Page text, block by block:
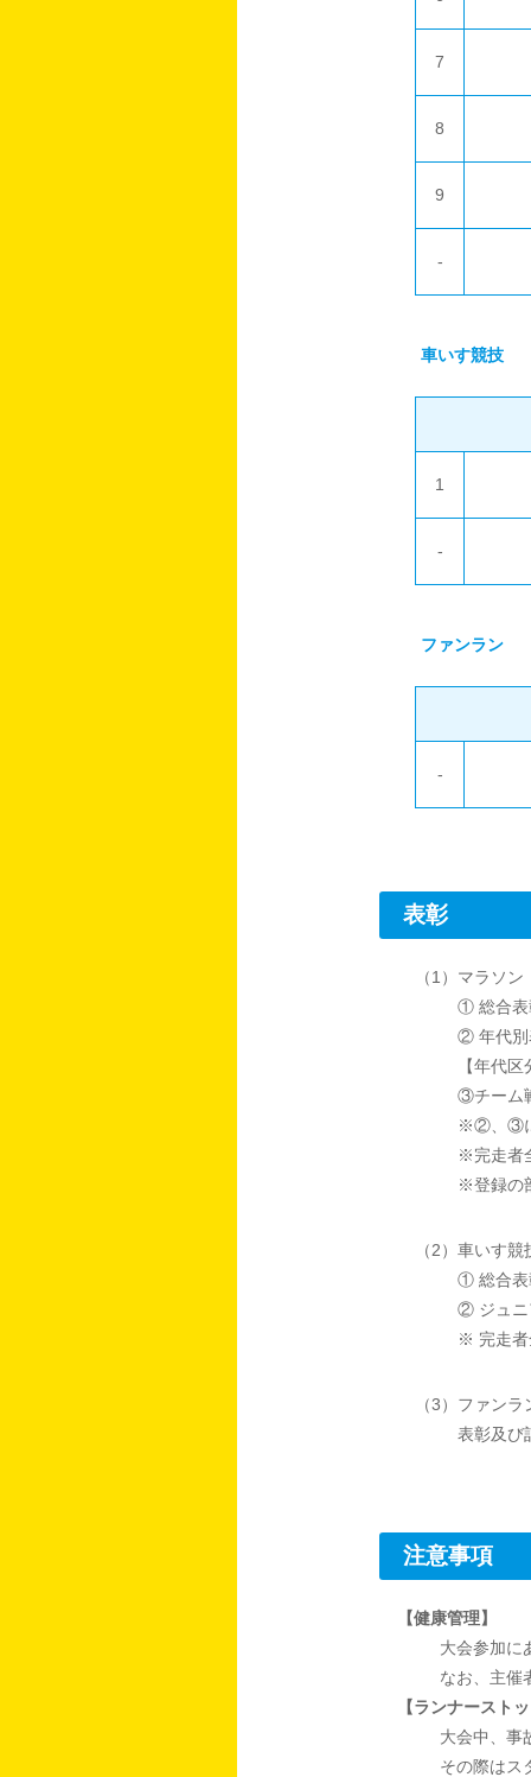
7
8
9
-
車いす競技
1
-
ファンラン
-
表彰
（1）マラソン
① 総合表
② 年代別
【年代
③チーム
※②、③に
※完走者
※登録の
（2）車いす競
① 総合表
② ジュニ
※ 完走者
（3）ファンラ
表彰及び
注意事項
【健康管理】
大会参加に
なお、主催
【ランナースト
大会中、事
その際はス